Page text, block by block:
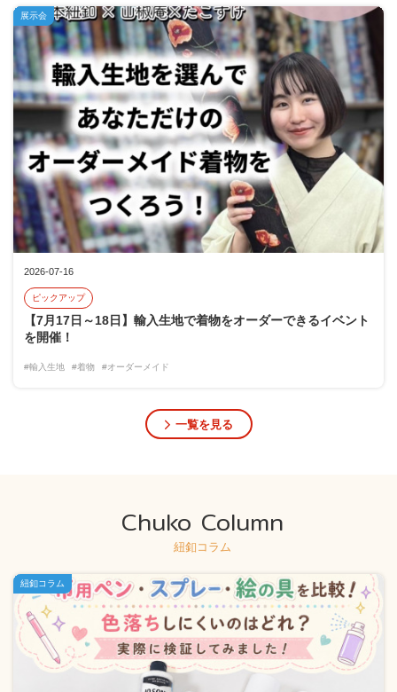
2026-07-16
ピックアップ
【7月17日～18日】輸入生地で着物をオーダーできるイベント
を開催！
#輸入生地 #着物 #オーダーメイド
展示会
一覧を見る
Chuko Column
紐釦コラム
紐釦コラム